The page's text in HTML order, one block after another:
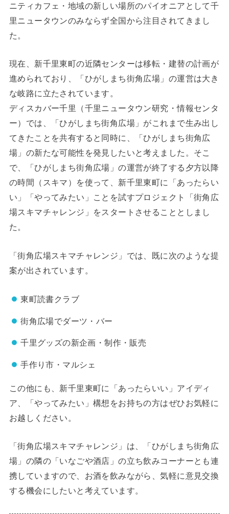
ニティカフェ・地域の新しい場所のパイオニアとして千
里ニュータウンのみならず全国から注目されてきまし
た。
現在、新千里東町の近隣センターは移転・建替の計画が
進められており、「ひがしまち街角広場」の運営は大き
な岐路に立たされています。
ディスカバー千里（千里ニュータウン研究・情報センタ
ー）では、「ひがしまち街角広場」がこれまで生み出し
てきたことを共有すると同時に、「ひがしまち街角広
場」の新たな可能性を発見したいと考えました。そこ
で、「ひがしまち街角広場」の運営が終了する夕方以降
の時間（スキマ）を使って、新千里東町に「あったらい
い」「やってみたい」ことを試すプロジェクト「街角広
場スキマチャレンジ」をスタートさせることとしまし
た。
「街角広場スキマチャレンジ」では、既に次のような提
案が出されています。
東町読書クラブ
街角広場でダーツ・バー
千里グッズの新企画・制作・販売
手作り市・マルシェ
この他にも、新千里東町に「あったらいい」アイディ
ア、「やってみたい」構想をお持ちの方はぜひお気軽に
お越しください。
「街角広場スキマチャレンジ」は、「ひがしまち街角広
場」の隣の「いなごや酒店」の立ち飲みコーナーとも連
携していますので、お酒を飲みながら、気軽に意見交換
する機会にしたいと考えています。